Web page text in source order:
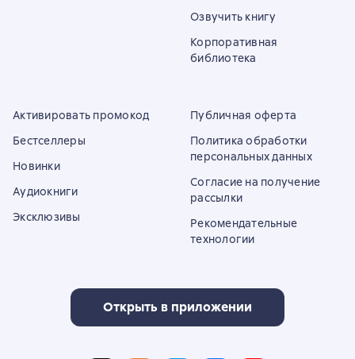
Озвучить книгу
Корпоративная
библиотека
Активировать промокод
Бестселлеры
Новинки
Аудиокниги
Эксклюзивы
Публичная оферта
Политика обработки
персональных данных
Согласие на получение
рассылки
Рекомендательные
технологии
Открыть в приложении